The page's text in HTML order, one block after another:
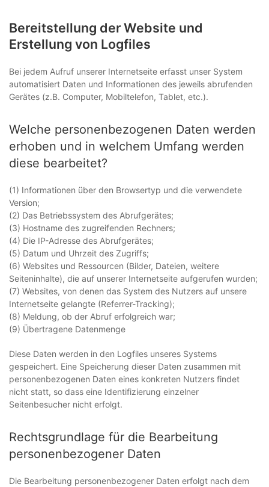
Bereitstellung der Website und
Erstellung von Logfiles
Bei jedem Aufruf unserer Internetseite erfasst unser System
automatisiert Daten und Informationen des jeweils abrufenden
Gerätes (z.B. Computer, Mobiltelefon, Tablet, etc.).
Welche personenbezogenen Daten werden
erhoben und in welchem Umfang werden
diese bearbeitet?
(1) Informationen über den Browsertyp und die verwendete
Version;
(2) Das Betriebssystem des Abrufgerätes;
(3) Hostname des zugreifenden Rechners;
(4) Die IP-Adresse des Abrufgerätes;
(5) Datum und Uhrzeit des Zugriffs;
(6) Websites und Ressourcen (Bilder, Dateien, weitere
Seiteninhalte), die auf unserer Internetseite aufgerufen wurden;
(7) Websites, von denen das System des Nutzers auf unsere
Internetseite gelangte (Referrer-Tracking);
(8) Meldung, ob der Abruf erfolgreich war;
(9) Übertragene Datenmenge
Diese Daten werden in den Logfiles unseres Systems
gespeichert. Eine Speicherung dieser Daten zusammen mit
personenbezogenen Daten eines konkreten Nutzers findet
nicht statt, so dass eine Identifizierung einzelner
Seitenbesucher nicht erfolgt.
Rechtsgrundlage für die Bearbeitung
personenbezogener Daten
Die Bearbeitung personenbezogener Daten erfolgt nach dem